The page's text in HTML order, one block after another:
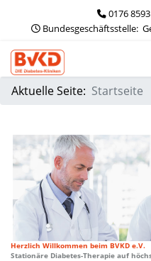
0176
Bundesgeschäftsstelle:
Aktuelle Seite: Startseite
Herzlich Willkommen beim BVKD e.V.
Stationäre Diabetes-Therapie auf